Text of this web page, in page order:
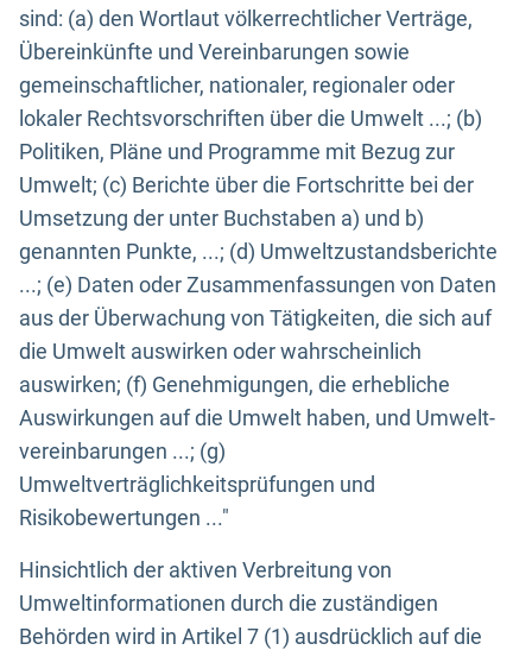
sind: (a) den Wortlaut völkerrechtlicher Verträge,
Übereinkünfte und Vereinbarungen sowie
gemeinschaftlicher, nationaler, regionaler oder
lokaler Rechtsvorschriften über die Umwelt ...; (b)
Politiken, Pläne und Programme mit Bezug zur
Umwelt; (c) Berichte über die Fortschritte bei der
Umsetzung der unter Buchstaben a) und b)
genannten Punkte, ...; (d) Umweltzustandsberichte
...; (e) Daten oder Zusammenfassungen von Daten
aus der Überwachung von Tätigkeiten, die sich auf
die Umwelt auswirken oder wahrscheinlich
auswirken; (f) Genehmigungen, die erhebliche
Auswirkungen auf die Umwelt haben, und Umwelt-
vereinbarungen ...; (g)
Umweltverträglichkeitsprüfungen und
Risikobewertungen ..."
Hinsichtlich der aktiven Verbreitung von
Umweltinformationen durch die zuständigen
Behörden wird in Artikel 7 (1) ausdrücklich auf die